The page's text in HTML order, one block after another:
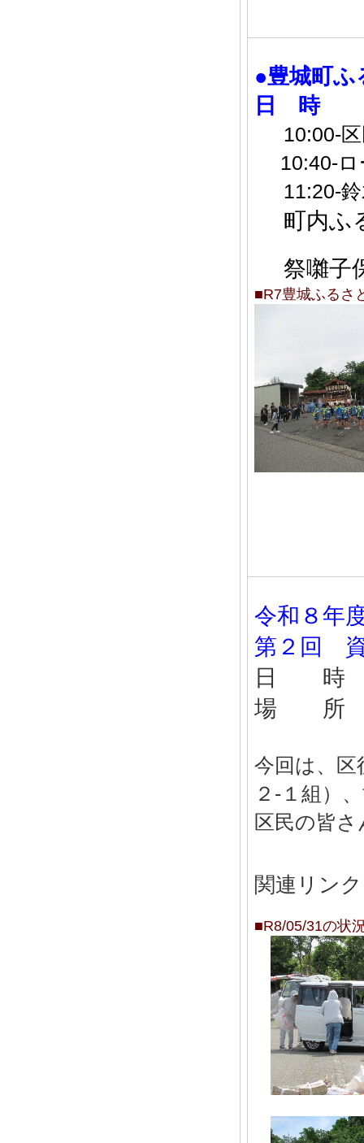
●豊城町
日 時 令
10:00-
10:40-ロ
11:20-
町内ふ
祭囃子
■R7豊城ふるさ
令和８
第２回
日 時 ５
場 所
今回は、区
２-１組）
区民の皆
関連リン
■R8/05/31の状